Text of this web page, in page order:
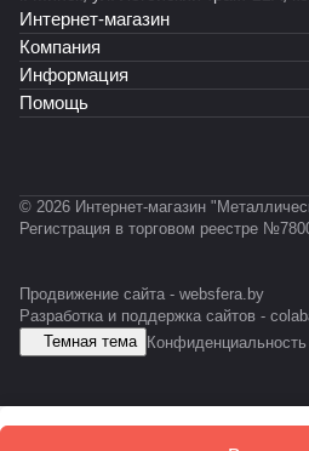
Интернет-магазин
Компания
Информация
Помощь
© 2026 Интернет-магазин
Регистрация в торговом реестре
Продвижение сайта - websfera.by
Разработка и поддержка сайтов -
Темная тема Конфиденциальность